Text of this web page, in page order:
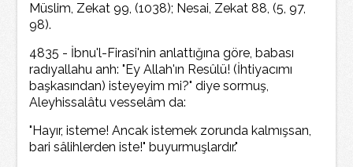
Müslim, Zekat 99, (1038); Nesai, Zekat 88, (5, 97,
98).
4835 - İbnu'l-Firasi'nin anlattığına göre, babası
radıyallahu anh: "Ey Allah'ın Resûlü! (İhtiyacımı
başkasından) isteyeyim mi?" diye sormuş,
Aleyhissalâtu vesselâm da:
"Hayır, isteme! Ancak istemek zorunda kalmışsan,
bari sâlihlerden iste!" buyurmuşlardır."